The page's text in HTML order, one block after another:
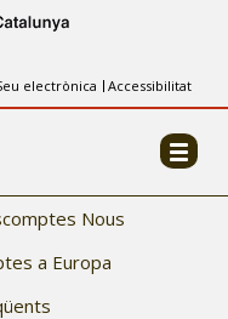
electrònica Accessibilitat
Nous
a Europa